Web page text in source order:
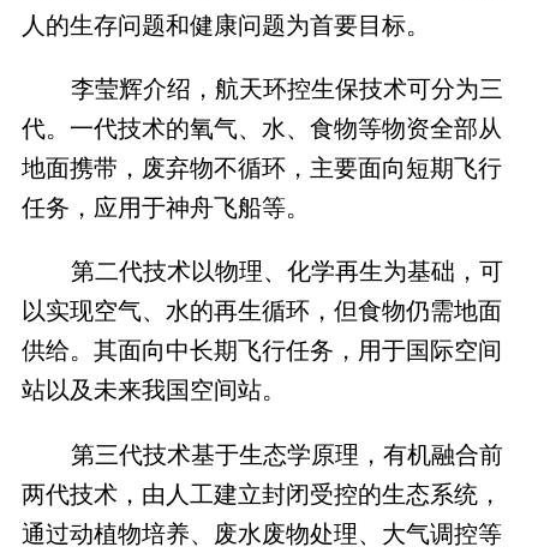
人的生存问题和健康问题为首要目标。
李莹辉介绍，航天环控生保技术可分为三
代。一代技术的氧气、水、食物等物资全部从
地面携带，废弃物不循环，主要面向短期飞行
任务，应用于神舟飞船等。
第二代技术以物理、化学再生为基础，可
以实现空气、水的再生循环，但食物仍需地面
供给。其面向中长期飞行任务，用于国际空间
站以及未来我国空间站。
第三代技术基于生态学原理，有机融合前
两代技术，由人工建立封闭受控的生态系统，
通过动植物培养、废水废物处理、大气调控等